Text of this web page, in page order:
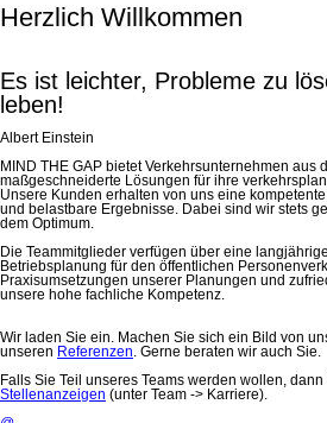
Herzlich Willkommen
Es ist leichter, Probleme zu
leben!
Albert Einstein
MIND THE GAP bietet Verkehrsunternehmen aus
maßgeschneiderte Lösungen für ihre
Unsere Kunden erhalten von uns eine
und belastbare Ergebnisse. Dabei sind wir stets
dem Optimum.
Die Teammitglieder verfügen über eine
Betriebsplanung für den öffentlichen
Praxisumsetzungen unserer Planungen und
unsere hohe fachliche Kompetenz.
Wir laden Sie ein. Machen Sie sich ein Bild von
unseren Referenzen. Gerne beraten wir auch Sie.
Falls Sie Teil unseres Teams werden wollen,
Stellenanzeigen (unter Team -> Karriere).